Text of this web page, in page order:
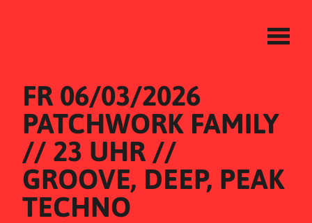
FR 06/03/2026
PATCHWORK FAMILY
// 23 UHR //
GROOVE, DEEP, PEAK
TECHNO